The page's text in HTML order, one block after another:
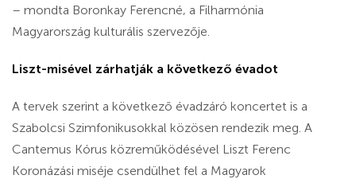
– mondta Boronkay Ferencné, a Filharmónia
Magyarország kulturális szervezője.
Liszt-misével zárhatják a következő évadot
A tervek szerint a következő évadzáró koncertet is a
Szabolcsi Szimfonikusokkal közösen rendezik meg. A
Cantemus Kórus közreműködésével Liszt Ferenc
Koronázási miséje csendülhet fel a Magyarok